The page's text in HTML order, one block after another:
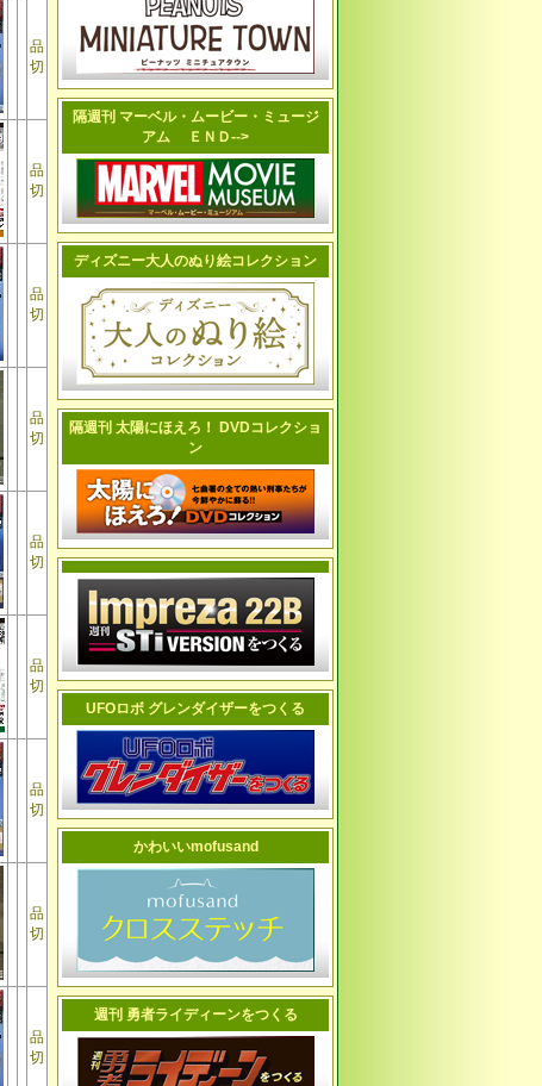
品
切
品
切
品
切
品
切
品
切
品
切
品
切
品
切
品
切
隔週刊 マーベル・ムービー・ミュージ
アム ＥＮＤ-->
ディズニー大人のぬり絵コレクション
隔週刊 太陽にほえろ！ DVDコレクショ
ン
UFOロボ グレンダイザーをつくる
かわいいmofusand
週刊 勇者ライディーンをつくる